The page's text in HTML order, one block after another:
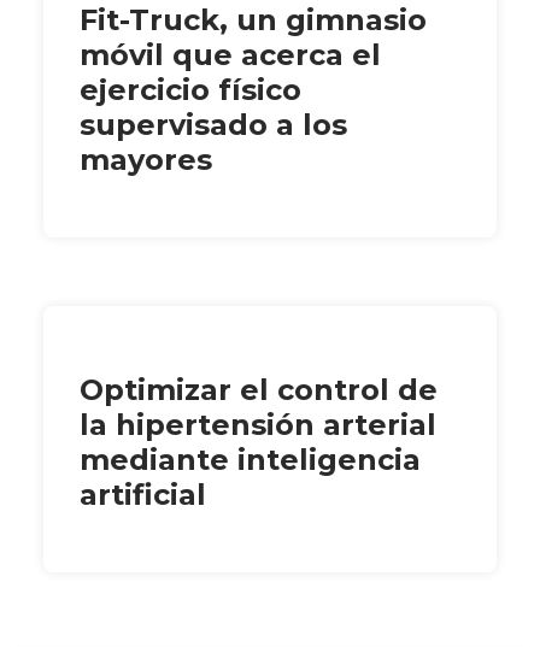
Fit-Truck, un gimnasio
móvil que acerca el
ejercicio físico
supervisado a los
mayores
Optimizar el control de
la hipertensión arterial
mediante inteligencia
artificial